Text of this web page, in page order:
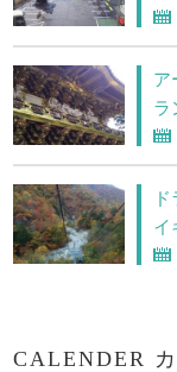
ア
ラ
イ
CALENDER